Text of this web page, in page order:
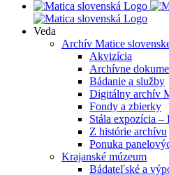
Veda
Archív Matice
Akvizícia
Archívne
Bádanie a služby
Digitálny archív
Fondy a zbierky
Stála expozícia –
Z histórie archívu
Ponuka
Krajanské múzeum
Bádateľské a